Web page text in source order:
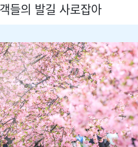
들의 발길 사로잡아